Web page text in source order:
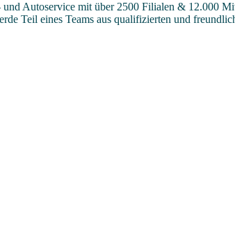
Autoservice mit über 2500 Filialen & 12.000
Teil eines Teams aus qualifizierten und